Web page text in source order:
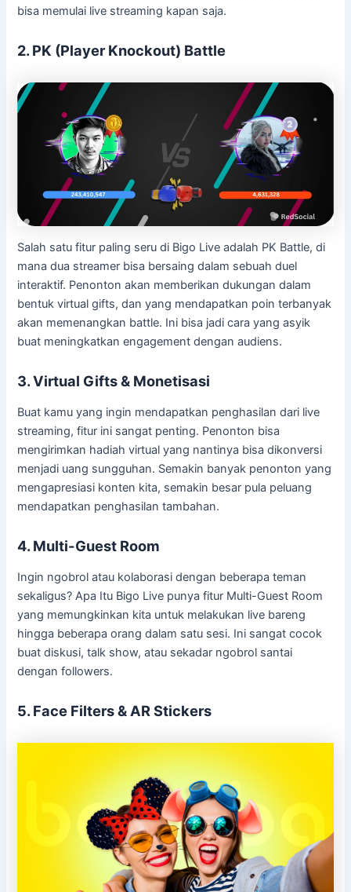
bisa memulai live streaming kapan saja.
2. PK (Player Knockout) Battle
Salah satu fitur paling seru di Bigo Live adalah PK Battle, di
mana dua streamer bisa bersaing dalam sebuah duel
interaktif. Penonton akan memberikan dukungan dalam
bentuk virtual gifts, dan yang mendapatkan poin terbanyak
akan memenangkan battle. Ini bisa jadi cara yang asyik
buat meningkatkan engagement dengan audiens.
3. Virtual Gifts & Monetisasi
Buat kamu yang ingin mendapatkan penghasilan dari live
streaming, fitur ini sangat penting. Penonton bisa
mengirimkan hadiah virtual yang nantinya bisa dikonversi
menjadi uang sungguhan. Semakin banyak penonton yang
mengapresiasi konten kita, semakin besar pula peluang
mendapatkan penghasilan tambahan.
4. Multi-Guest Room
Ingin ngobrol atau kolaborasi dengan beberapa teman
sekaligus? Apa Itu Bigo Live punya fitur Multi-Guest Room
yang memungkinkan kita untuk melakukan live bareng
hingga beberapa orang dalam satu sesi. Ini sangat cocok
buat diskusi, talk show, atau sekadar ngobrol santai
dengan followers.
5. Face Filters & AR Stickers